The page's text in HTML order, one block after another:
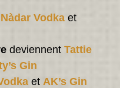
Nàdar Vodkaet
deviennent Tattie
Gin
et AK’s Gin